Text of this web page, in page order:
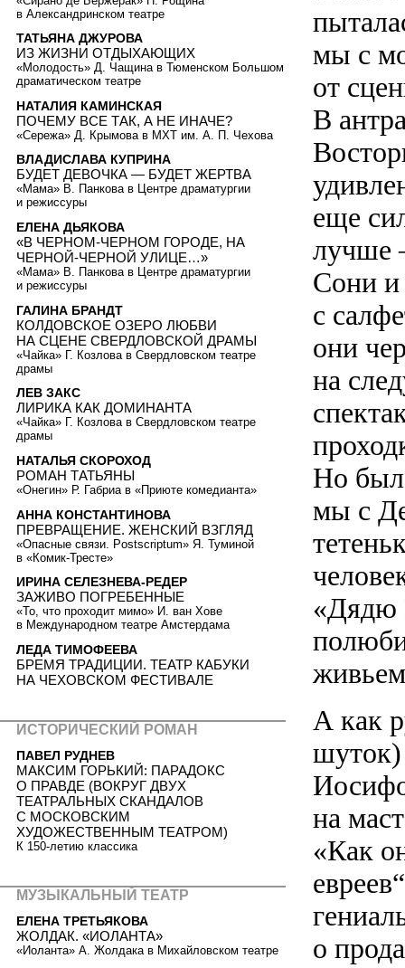
мы с
от
В
еще
лучше
Сони и
с
они
на
Но
мы с
«Дядю
А как
шуток)
на
«Как
о
в Александринском театре
ТАТЬЯНА ДЖУРОВА
ИЗ ЖИЗНИ ОТДЫХАЮЩИХ
«Молодость» Д. Чащина в Тюменском Большом
драматическом театре
НАТАЛИЯ КАМИНСКАЯ
ПОЧЕМУ ВСЕ ТАК, А НЕ ИНАЧЕ?
«Сережа» Д. Крымова в МХТ им. А. П. Чехова
ВЛАДИСЛАВА КУПРИНА
БУДЕТ ДЕВОЧКА — БУДЕТ ЖЕРТВА
«Мама» В. Панкова в Центре драматургии
и режиссуры
ЕЛЕНА ДЬЯКОВА
«В ЧЕРНОМ-ЧЕРНОМ ГОРОДЕ, НА
ЧЕРНОЙ-ЧЕРНОЙ УЛИЦЕ…»
«Мама» В. Панкова в Центре драматургии
и режиссуры
ГАЛИНА БРАНДТ
КОЛДОВСКОЕ ОЗЕРО ЛЮБВИ
НА СЦЕНЕ СВЕРДЛОВСКОЙ ДРАМЫ
«Чайка» Г. Козлова в Свердловском театре
драмы
ЛЕВ ЗАКС
ЛИРИКА КАК ДОМИНАНТА
«Чайка» Г. Козлова в Свердловском театре
драмы
НАТАЛЬЯ СКОРОХОД
РОМАН ТАТЬЯНЫ
«Онегин» Р. Габриа в «Приюте комедианта»
АННА КОНСТАНТИНОВА
ПРЕВРАЩЕНИЕ. ЖЕНСКИЙ ВЗГЛЯД
«Опасные связи. Postscriptum» Я. Туминой
в «Комик-Тресте»
ИРИНА СЕЛЕЗНЕВА-РЕДЕР
ЗАЖИВО ПОГРЕБЕННЫЕ
«То, что проходит мимо» И. ван Хове
в Международном театре Амстердама
ЛЕДА ТИМОФЕЕВА
БРЕМЯ ТРАДИЦИИ. ТЕАТР КАБУКИ
НА ЧЕХОВСКОМ ФЕСТИВАЛЕ
ИСТОРИЧЕСКИЙ РОМАН
ПАВЕЛ РУДНЕВ
МАКСИМ ГОРЬКИЙ: ПАРАДОКС
О ПРАВДЕ (ВОКРУГ ДВУХ
ТЕАТРАЛЬНЫХ СКАНДАЛОВ
С МОСКОВСКИМ
ХУДОЖЕСТВЕННЫМ ТЕАТРОМ)
К 150-летию классика
МУЗЫКАЛЬНЫЙ ТЕАТР
ЕЛЕНА ТРЕТЬЯКОВА
ЖОЛДАК. «ИОЛАНТА»
«Иоланта» А. Жолдака в Михайловском театре